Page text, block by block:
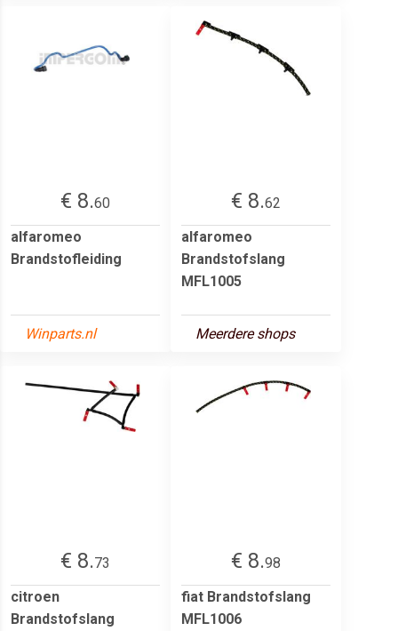
€ 8.60
alfaromeo
Brandstofleiding
Winparts.nl
€ 8.62
alfaromeo
Brandstofslang
MFL1005
Meerdere shops
€ 8.73
citroen
Brandstofslang
€ 8.98
fiat Brandstofslang
MFL1006